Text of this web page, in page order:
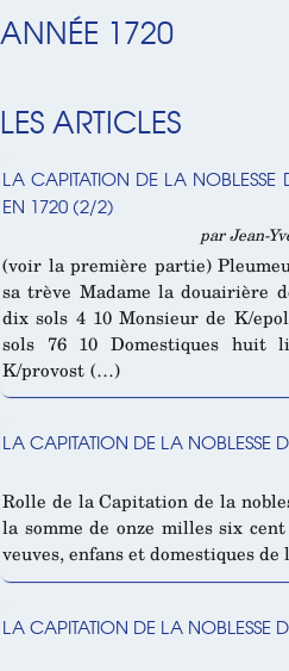
ANNÉE 1720
LES ARTICLES
LA CAPITATION DE LA NOBLESSE
EN 1720 (2/2)
par Jean-
(voir la première partie)
sa trève Madame la douairière
dix sols 4 10 Monsieur de K/
sols 76 10 Domestiques huit
K/provost (…)
LA CAPITATION DE LA NOBLESSE
Rolle de la Capitation de la
la somme de onze milles six
veuves, enfans et domestiques de
LA CAPITATION DE LA NOBLESSE